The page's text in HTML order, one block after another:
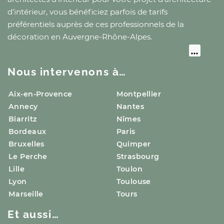
d’intérieur, vous bénéficiez parfois de tarifs
préférentiels auprès de ces professionnels de la
décoration en Auvergne-Rhône-Alpes.
Nous intervenons à…
Aix-en-Provence
Annecy
Biarritz
Bordeaux
Bruxelles
Le Perche
Lille
Lyon
Marseille
Montpellier
Nantes
Nîmes
Paris
Quimper
Strasbourg
Toulon
Toulouse
Tours
Et aussi…